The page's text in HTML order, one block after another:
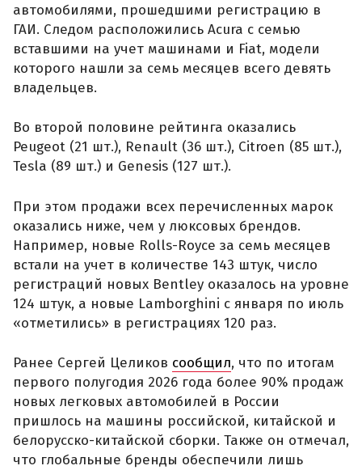
автомобилями, прошедшими регистрацию в
ГАИ. Следом расположились Acura с семью
вставшими на учет машинами и Fiat, модели
которого нашли за семь месяцев всего девять
владельцев.
Во второй половине рейтинга оказались
Peugeot (21 шт.), Renault (36 шт.), Citroen (85 шт.),
Tesla (89 шт.) и Genesis (127 шт.).
При этом продажи всех перечисленных марок
оказались ниже, чем у люксовых брендов.
Например, новые Rolls-Royce за семь месяцев
встали на учет в количестве 143 штук, число
регистраций новых Bentley оказалось на уровне
124 штук, а новые Lamborghini с января по июль
«отметились» в регистрациях 120 раз.
Ранее Сергей Целиков сообщил, что по итогам
первого полугодия 2026 года более 90% продаж
новых легковых автомобилей в России
пришлось на машины российской, китайской и
белорусско-китайской сборки. Также он отмечал,
что глобальные бренды обеспечили лишь